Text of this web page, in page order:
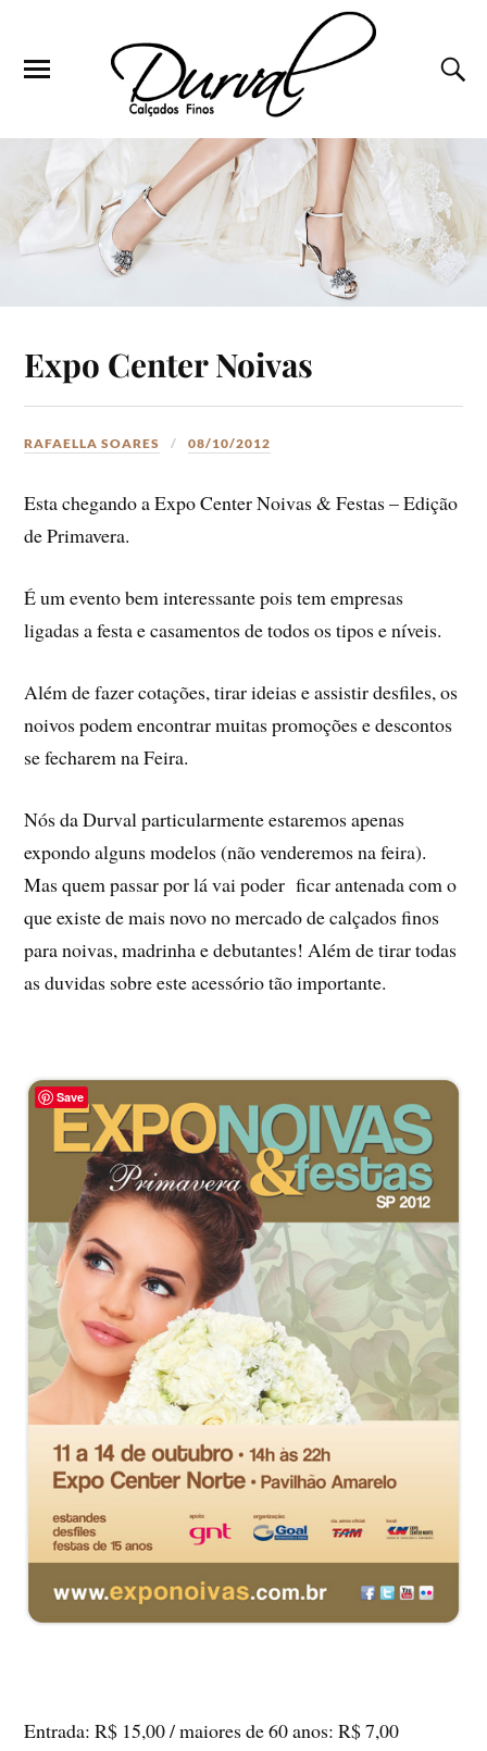
Expo Center Noivas
RAFAELLA SOARES 08/10/2012
Esta chegando a Expo Center Noivas & Festas – Edição
de Primavera.
É um evento bem interessante pois tem empresas
ligadas a festa e casamentos de todos os tipos e níveis.
Além de fazer cotações, tirar ideias e assistir desfiles, os
noivos podem encontrar muitas promoções e descontos
se fecharem na Feira.
Nós da Durval particularmente estaremos apenas
expondo alguns modelos (não venderemos na feira).
Mas quem passar por lá vai poder ficar antenada com o
que existe de mais novo no mercado de calçados finos
para noivas, madrinha e debutantes! Além de tirar todas
as duvidas sobre este acessório tão importante.
Entrada: R$ 15,00 / maiores de 60 anos: R$ 7,00
Save